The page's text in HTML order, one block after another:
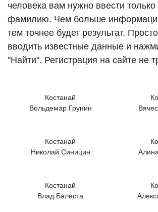
человека вам нужно ввести
фамилию. Чем больше
тем точнее будет результат.
вводить известные данные и
"Найти". Регистрация на сайте не
Костанай
Вольдемар Грунин
Костанай
Николай Синицин
Костанай
Влад Балеста